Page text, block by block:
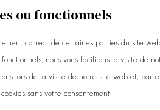
ou fonctionnels
correct de certaines parties du site
nous vous facilitons la visite de
lors de la visite de notre site web et, par
sans votre consentement.